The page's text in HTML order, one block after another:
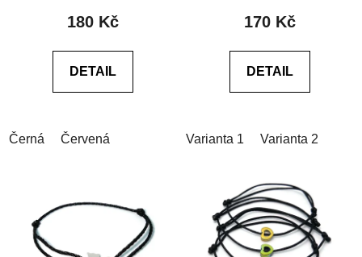
produktu
z
180 Kč
DETAIL
Černá Červená
produktu
z
170 Kč
DETAIL
Varianta 1 Varianta 2